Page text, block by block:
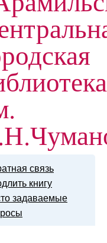
связь
книгу
задаваемые